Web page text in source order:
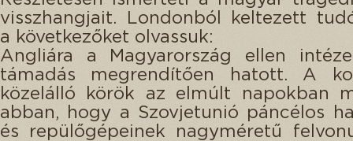
visszhangjait. Londonból keltezett
a következőket olvassuk:
Angliára a Magyarország ellen
támadás megrendítően hatott. A
közelálló körök az elmúlt napokban
abban, hogy a Szovjetunió páncélos
és repülőgépeinek nagyméretű